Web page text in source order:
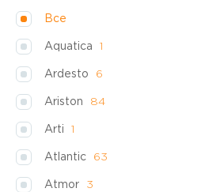
Все
Aquatica 1
Ardesto 6
Ariston 84
Arti 1
Atlantic 63
Atmor 3